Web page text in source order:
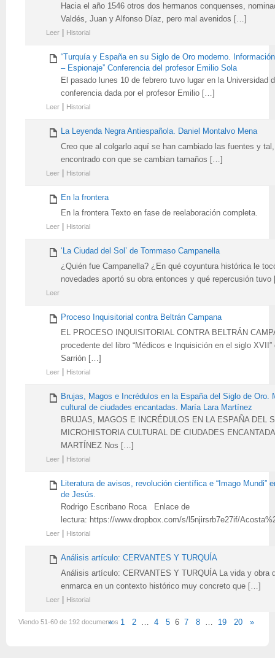
Hacia el año 1546 otros dos hermanos conquenses,
Valdés, Juan y Alfonso Díaz, pero mal avenidos […]
Leer Historial
“Turquía y España en su Siglo de Oro moderno.
– Espionaje” Conferencia del profesor Emilio Sola
El pasado lunes 10 de febrero tuvo lugar en la Universidad
conferencia dada por el profesor Emilio […]
Leer Historial
La Leyenda Negra Antiespañola. Daniel Montalvo Mena
Creo que al colgarlo aquí se han cambiado las fuentes y
encontrado con que se cambian tamaños […]
Leer Historial
En la frontera
En la frontera Texto en fase de reelaboración completa.
Leer Historial
‘La Ciudad del Sol’ de Tommaso Campanella
¿Quién fue Campanella? ¿En qué coyuntura histórica le
novedades aportó su obra entonces y qué repercusión
Leer
Proceso Inquisitorial contra Beltrán Campana
EL PROCESO INQUISITORIAL CONTRA BELTRÁN
procedente del libro “Médicos e Inquisición en el siglo XVII”
Sarrión […]
Leer Historial
Brujas, Magos e Incrédulos en la España del Siglo de Oro.
cultural de ciudades encantadas. María Lara Martínez
BRUJAS, MAGOS E INCRÉDULOS EN LA ESPAÑA DEL
MICROHISTORIA CULTURAL DE CIUDADES
MARTÍNEZ Nos […]
Leer Historial
Literatura de avisos, revolución científica e “Imago Mundi”
de Jesús.
Rodrigo Escribano Roca Enlace de
lectura: https://www.dropbox.com/s/l5njirsrb7e27if/
Leer Historial
Análisis artículo: CERVANTES Y TURQUÍA
Análisis artículo: CERVANTES Y TURQUÍA La vida y obra
enmarca en un contexto histórico muy concreto que […]
Leer Historial
Viendo 51-60 de 192 documentos
« 1 2 … 4 5 6 7 8 … 19 20 »